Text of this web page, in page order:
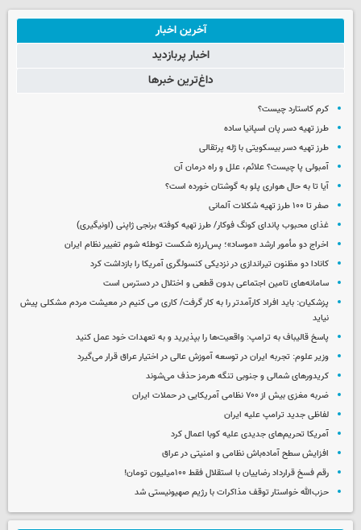
آخرین اخبار
اخبار پربازدید
داغ‌ترین خبرها
کرم کاستارد چیست؟
طرز تهیه دسر پان اسپانیا ساده
طرز تهیه دسر بیسکویتی با ژله پرتقالی
آمبولی پا چیست؟ علائم، علل و راه درمان آن
آیا تا به حال هواری پلو به گوشتان خورده است؟
صفر تا ۱۰۰ طرز تهیه شکلات آلمانی
غذای محبوب پاندای کونگ فوکار/ طرز تهیه کوفته برنجی ژاپنی (اونیگیری)
اخراج دو مأمور ارشد «موساد»؛ پس‌لرزه شکست توطئه شوم تغییر نظام ایران
کانادا دو مظنون تیراندازی در نزدیکی کنسولگری آمریکا را بازداشت کرد
سامانه‌های تامین اجتماعی بدون قطعی و اختلال در دسترس است
پزشکیان: باید افراد کارآمدتر را به کار گرفت/ کاری می کنیم در معیشت مردم مشکلی پیش
نیاید
پاسخ قالیباف به ترامپ: واقعیت‌ها را بپذیرید و به تعهدات خود عمل کنید
وزیر علوم: تجربه ایران در توسعه آموزش عالی در اختیار عراق قرار می‌گیرد
کریدورهای شمالی و جنوبی تنگه هرمز حذف می‌شوند
ضربه مغزی بیش از ۷۰۰ نظامی آمریکایی در حملات ایران
لفاظی جدید ترامپ علیه ایران
آمریکا تحریم‌های جدیدی علیه کوبا اعمال کرد
افزایش سطح آماده‌باش نظامی و امنیتی در عراق
رقم فسخ قرارداد رضاییان با استقلال فقط ۱۰۰میلیون تومان!
حزب‌الله خواستار توقف مذاکرات با رژیم صهیونیستی شد